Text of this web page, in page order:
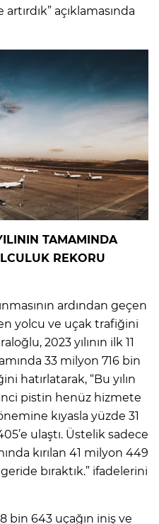
açıklamasında
TAMAMINDA
REKORU
ardından geçen
yolcu ve uçak trafiğini
2023 yılının ilk 11
33 milyon 716 bin
hatırlatarak, “Bu yılın
pistin henüz hizmete
kıyasla yüzde 31
ulaştı. Üstelik sadece
kırılan 41 milyon 449
bıraktık.” ifadelerini
bin 643 uçağın iniş ve